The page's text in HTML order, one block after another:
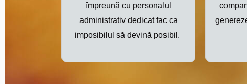
împreună cu personalul
administrativ dedicat fac ca
imposibilul să devină posibil.